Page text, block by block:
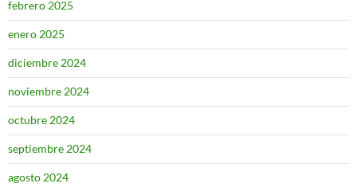
febrero 2025
enero 2025
diciembre 2024
noviembre 2024
octubre 2024
septiembre 2024
agosto 2024